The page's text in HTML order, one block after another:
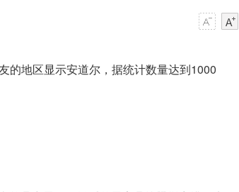
的地区显示安道尔，据统计数量达到1000